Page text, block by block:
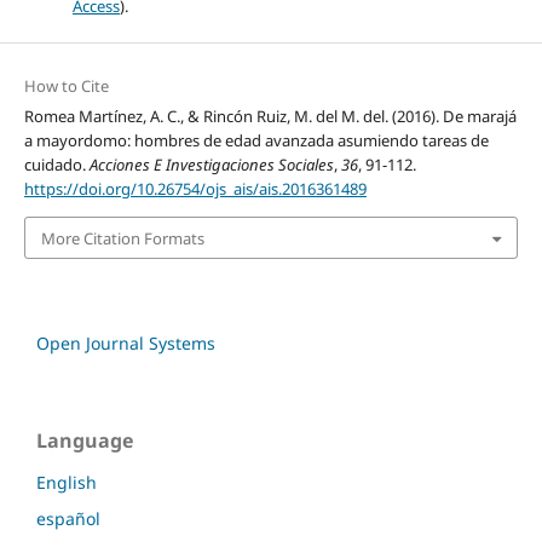
Access).
How to Cite
Romea Martínez, A. C., & Rincón Ruiz, M. del M. del. (2016). De marajá
a mayordomo: hombres de edad avanzada asumiendo tareas de
cuidado.Acciones E Investigaciones Sociales,36, 91-112.
https://doi.org/10.26754/ojs_ais/ais.2016361489
More Citation Formats
Open Journal Systems
Language
English
español